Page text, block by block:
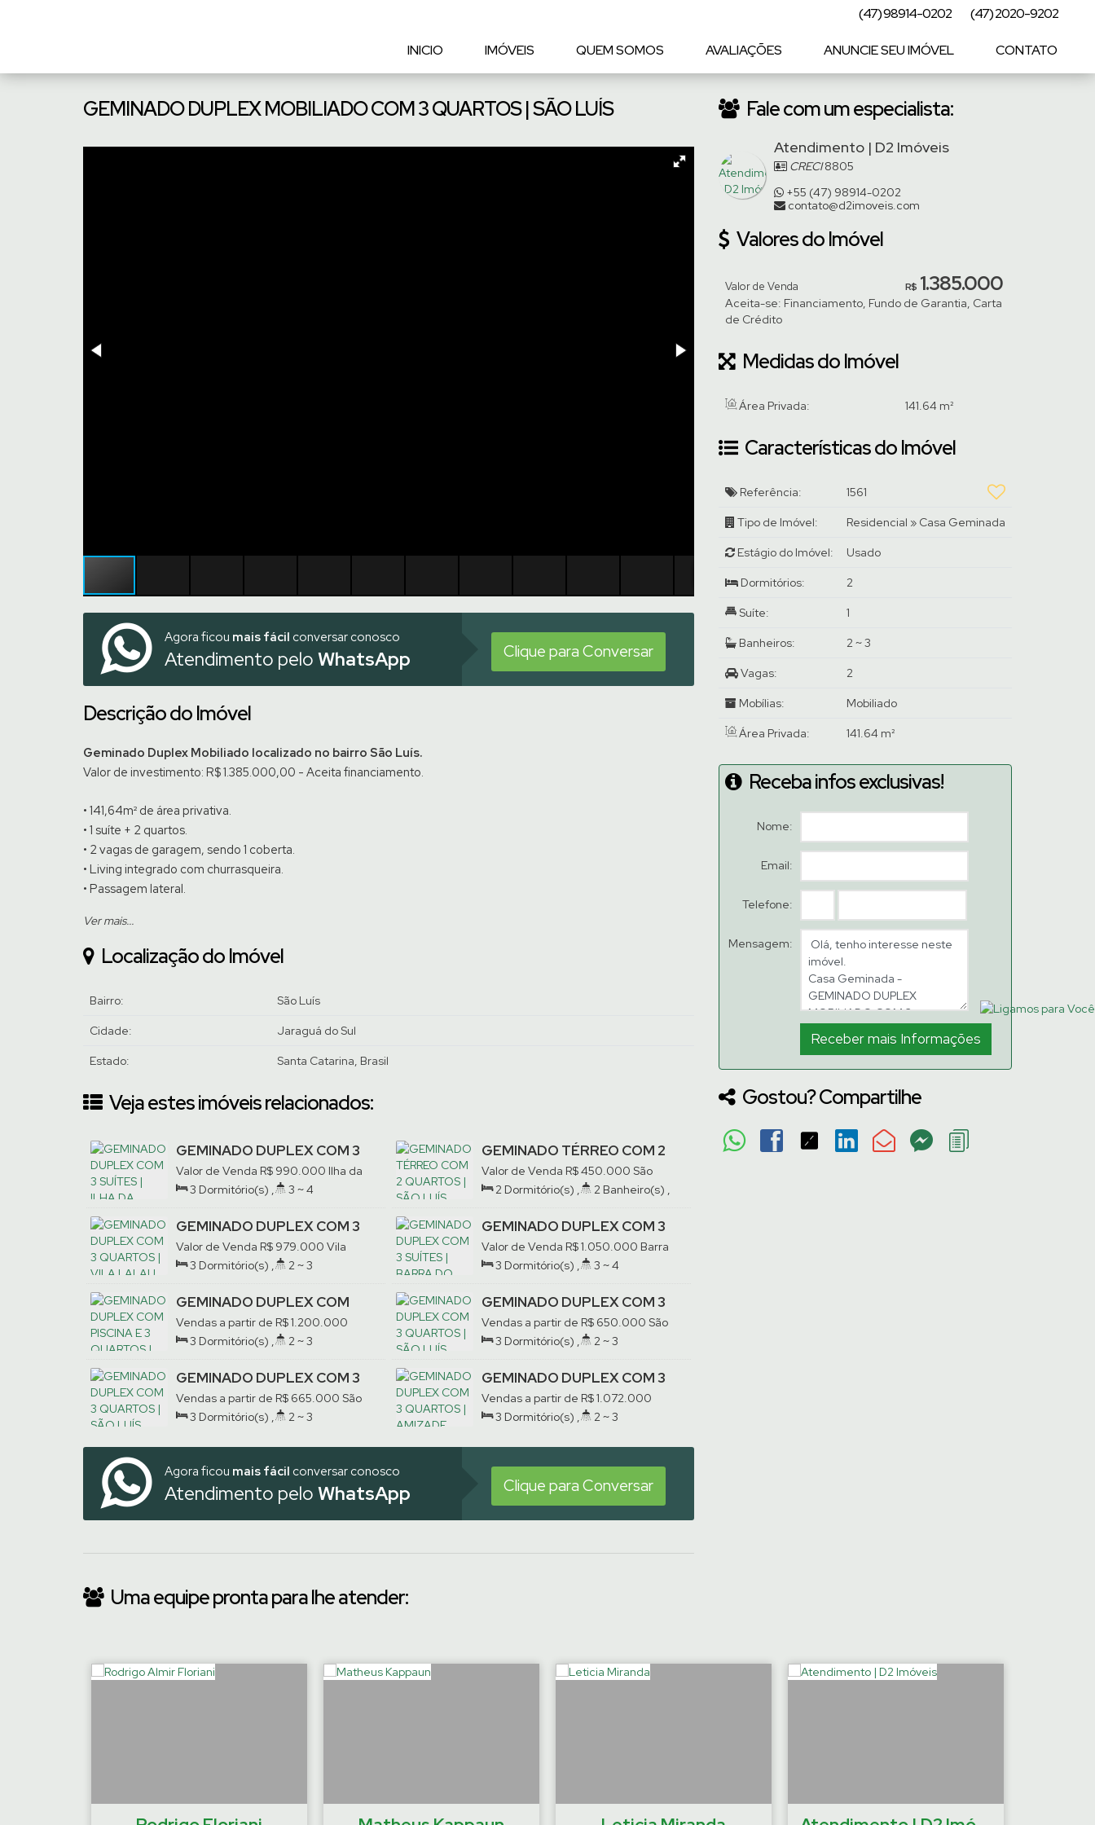
(47) 98914-0202 (47) 2020-9202
CONTATO
ANUNCIE SEU IMÓVEL
AVALIAÇÕES
QUEM SOMOS
IMÓVEIS
INICIO
GEMINADO DUPLEX MOBILIADO COM 3 QUARTOS | SÃO LUÍS
Agora ficou mais fácil conversar conosco
Atendimento pelo WhatsApp Clique para Conversar
Descrição do Imóvel
Geminado Duplex Mobiliado localizado no bairro São Luís.
Valor de investimento: R$ 1.385.000,00 - Aceita financiamento.
• 141,64m² de área privativa.
• 1 suíte + 2 quartos.
• 2 vagas de garagem, sendo 1 coberta.
• Living integrado com churrasqueira.
• Passagem lateral.
Diferenciais do imóvel:
• Energia solar com 8 placas fotovoltaicas.
• Carregamento para carro elétrico.
• Iluminação em led controlada pelo celular.
• Sistema de monitoramento por câmeras.
• Churrasqueira automatizada.
Totalmente mobiliado e equipado, este geminado está pronto para morar.
Venha conhecer pessoalmente, agende uma visita com um de nossos corretores.
Ver mais...
Localização do Imóvel
Bairro: São Luís
Cidade: Jaraguá do Sul
Estado: Santa Catarina, Brasil
Veja estes imóveis relacionados:
GEMINADO DUPLEX COM 3
SUÍTES | ILHA DA FIGUEIRA
R$990.000
Valor de Venda
Ilha da
Figueira, Jaraguá do Sul, Santa
3 Dormitório(s) ,
3 ~ 4
3 Suíte(s) , 2 Vaga(s)
GEMINADO TÉRREO COM 2
QUARTOS | SÃO LUÍS
R$450.000
Valor de Venda
São
Luís, Jaraguá do Sul, Santa Catarina,
2 Dormitório(s) , 2 Banheiro(s) ,
2Vaga(s)
GEMINADO DUPLEX COM 3
QUARTOS | VILA LALAU
R$979.000
Valor de Venda
Vila
Lalau, Jaraguá do Sul, Santa
3 Dormitório(s) ,
2 ~ 3
1Suíte(s), 2 Vaga(s)
GEMINADO DUPLEX COM 3
SUÍTES | BARRA DO RIO
CERRO
R$1.050.000
Valor de Venda
Barra
do Rio Cerro, Jaraguá do Sul, Santa
3 Dormitório(s) ,
3 ~ 4
3 Suíte(s) , 3 Vaga(s)
GEMINADO DUPLEX COM
PISCINA E 3 QUARTOS |
AMIZADE
R$1.200.000
Vendas a partir de
Amizade, Jaraguá do Sul, Santa
3 Dormitório(s) ,
2 ~ 3
1Suíte(s)
GEMINADO DUPLEX COM 3
QUARTOS | SÃO LUÍS
R$650.000
Vendas a partir de
São
Luís, Jaraguá do Sul, Santa Catarina,
3 Dormitório(s) ,
2 ~ 3
1Suíte(s) , 2 Vaga(s)
GEMINADO DUPLEX COM 3
QUARTOS | SÃO LUÍS
R$665.000
Vendas a partir de
São
Luís, Jaraguá do Sul, Santa Catarina,
3 Dormitório(s) ,
2 ~ 3
1Suíte(s), 2Vaga(s)
GEMINADO DUPLEX COM 3
QUARTOS | AMIZADE
R$1.072.000
Vendas a partir de
Amizade, Jaraguá do Sul, Santa
3 Dormitório(s) ,
2 ~ 3
1Suíte(s), 2Vaga(s)
Agora ficou mais fácil conversar conosco
Atendimento pelo WhatsApp Clique para Conversar
Fale com um especialista:
Atendimento | D2 Imóveis
CRECI8805
+55 (47) 98914-0202
contato@d2imoveis.com
Valores do Imóvel
R$ 1.385.000
Valor de Venda
Aceita-se: Financiamento, Fundo de Garantia, Carta
de Crédito
Medidas do Imóvel
Área Privada: 141.64 m²
Características do Imóvel
Referência: 1561
Tipo de Imóvel: Residencial » Casa Geminada
Estágio do Imóvel: Usado
Dormitórios: 2
Suíte: 1
Banheiros: 2 ~ 3
Vagas: 2
Mobílias: Mobiliado
Área Privada: 141.64 m²
Receba infos exclusivas!
Nome:
Email:
Telefone:
Mensagem:
Gostou? Compartilhe
Uma equipe pronta para lhe atender: